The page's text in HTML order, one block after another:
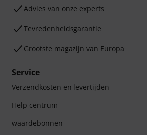
Advies van onze experts
Tevredenheidsgarantie
Grootste magazijn van Europa
Service
Verzendkosten en levertijden
Help centrum
waardebonnen